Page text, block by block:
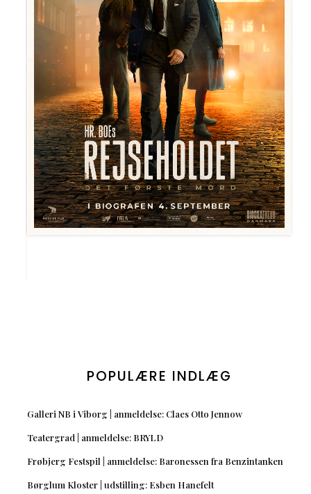
POPULÆRE INDLÆG
Galleri NB i Viborg | anmeldelse: Claes Otto Jennow
Teatergrad | anmeldelse: BRYLD
Frøbjerg Festspil | anmeldelse: Baronessen fra Benzintanken
Børglum Kloster | udstilling: Esben Hanefelt